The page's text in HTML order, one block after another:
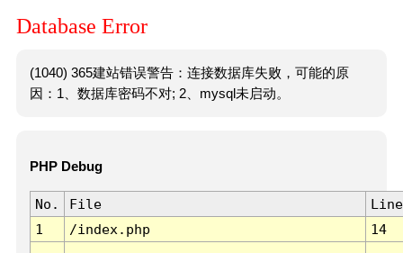
Database Error
(1040) 365建站错误警告：连接数据库失败，可能的原
因：1、数据库密码不对; 2、mysql未启动。
PHP Debug
No. File
Line
1
/index.php 14